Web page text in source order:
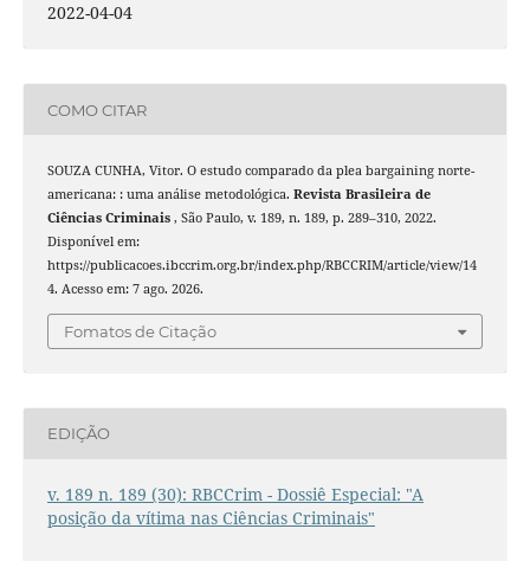
2022-04-04
COMO CITAR
SOUZA CUNHA, Vitor. O estudo comparado da plea bargaining norte-
americana: : uma análise metodológica. Revista Brasileira de
Ciências Criminais , São Paulo, v. 189, n. 189, p. 289–310, 2022.
Disponível em:
https://publicacoes.ibccrim.org.br/index.php/RBCCRIM/article/view/14
4. Acesso em: 7 ago. 2026.
Fomatos de Citação
EDIÇÃO
v. 189 n. 189 (30): RBCCrim - Dossiê Especial: "A
posição da vítima nas Ciências Criminais"